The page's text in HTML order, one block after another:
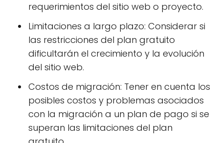
requerimientos del sitio web o proyecto.
Limitaciones a largo plazo: Considerar si
las restricciones del plan gratuito
dificultarán el crecimiento y la evolución
del sitio web.
Costos de migración: Tener en cuenta los
posibles costos y problemas asociados
con la migración a un plan de pago si se
superan las limitaciones del plan